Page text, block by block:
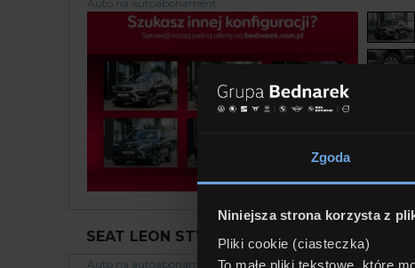
Zgoda
Niniejsza strona korzysta z
Pliki cookie (ciasteczka)
To małe pliki tekstowe, które
Auto na autoabonament
SEAT LEON STYLE 1.5 TSI 115 KM IV (2020 - )
Auto na autoabonament